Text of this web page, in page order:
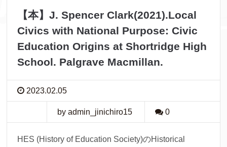
【本】J. Spencer Clark(2021).Local
Civics with National Purpose: Civic
Education Origins at Shortridge High
School. Palgrave Macmillan.
2023.02.05
by admin_jinichiro15 0
HES (History of Education Society)のHistorical